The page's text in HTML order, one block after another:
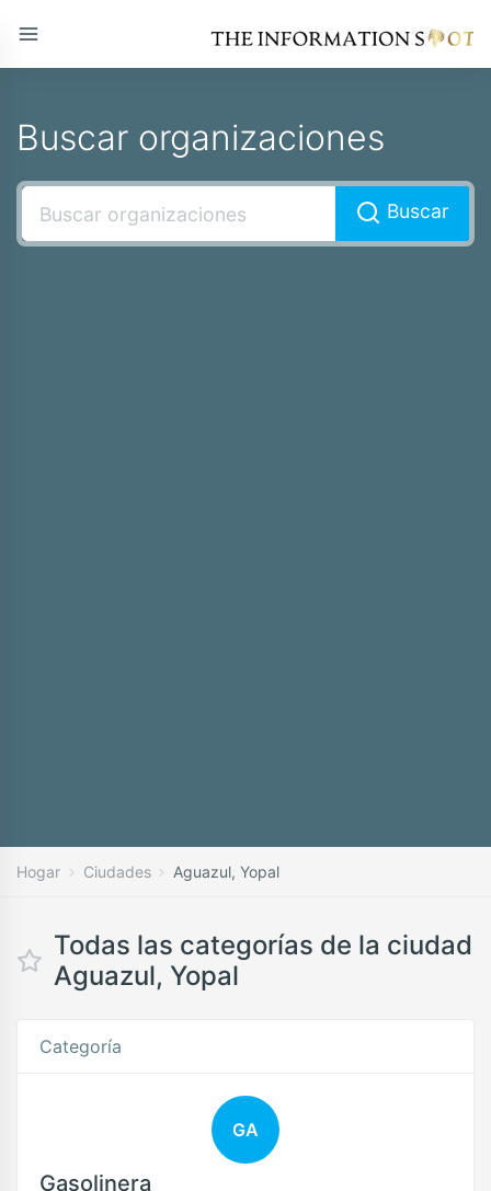
Buscar organizaciones
Buscar
Hogar Ciudades Aguazul, Yopal
Todas las categorías de la ciudad
Aguazul, Yopal
Categoría
GA
Gasolinera